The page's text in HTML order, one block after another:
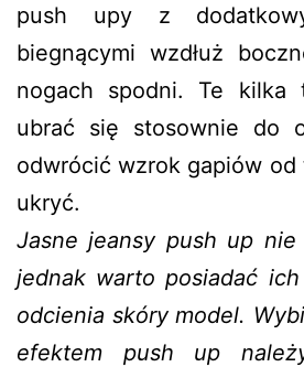
push upy z
biegnącymi wzdłuż
nogach spodni. Te kilka
ubrać się stosownie do
odwrócić wzrok gapiów
ukryć.
Jasne jeansy push up nie
jednak warto posiadać
odcienia skóry model.
efektem push up